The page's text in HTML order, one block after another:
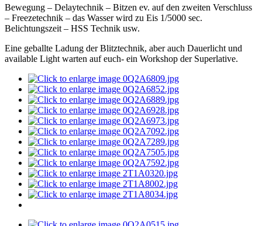
Bewegung – Delaytechnik – Bitzen ev. auf den zweiten Verschluss
– Freezetechnik – das Wasser wird zu Eis 1/5000 sec.
Belichtungszeit – HSS Technik usw.
Eine geballte Ladung der Blitztechnik, aber auch Dauerlicht und
available Light warten auf euch- ein Workshop der Superlative.